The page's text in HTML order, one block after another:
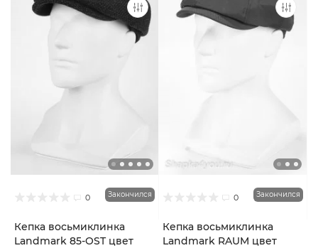
0 Закончился
Кепка восьмиклинка
Landmark 85-OST цвет
0 Закончился
Кепка восьмиклинка
Landmark RAUM цвет